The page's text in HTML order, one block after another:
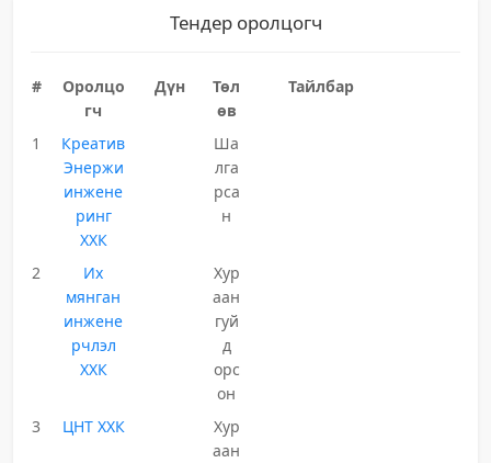
Тендер оролцогч
#
Оролцо
гч
Дүн
Төл
өв
Тайлбар
1
Креатив
Энержи
инжене
ринг
ХХК
Ша
лга
рса
н
2
Их
мянган
инжене
рчлэл
ХХК
Хур
аан
гуй
д
орс
он
3
ЦНТ ХХК
Хур
аан